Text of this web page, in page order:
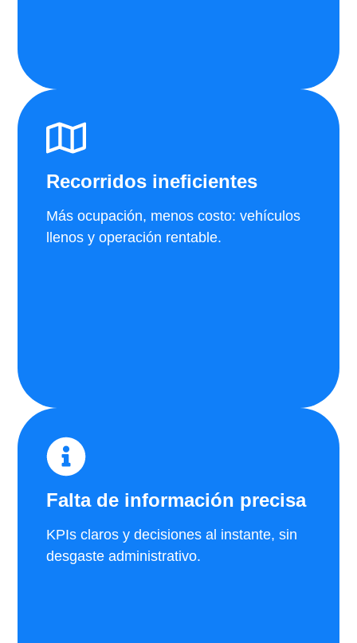
Recorridos ineficientes
Más ocupación, menos costo: vehículos
llenos y operación rentable.
Falta de información precisa
KPIs claros y decisiones al instante, sin
desgaste administrativo.